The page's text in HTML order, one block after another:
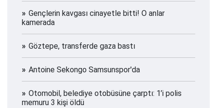
Gençlerin kavgası cinayetle bitti! O anlar
kamerada
Göztepe, transferde gaza bastı
Antoine Sekongo Samsunspor'da
Otomobil, belediye otobüsüne çarptı: 1’i polis
memuru 3 kişi öldü